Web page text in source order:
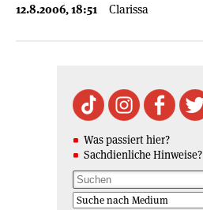
12.8.2006, 18:51 Clarissa
Was passiert hier?
Sachdienliche Hinweise?